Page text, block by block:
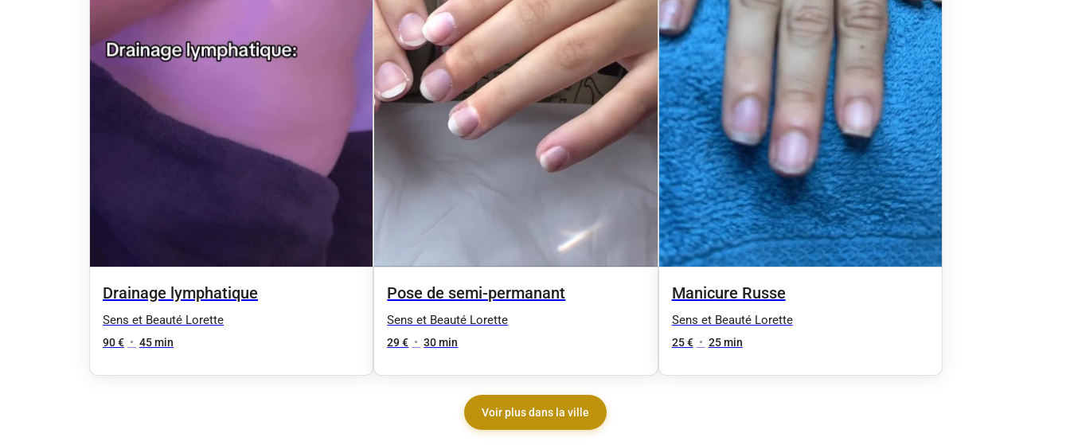
Drainage lymphatique
Sens et Beauté Lorette
90 € • 45 min
Pose de semi-permanant
Sens et Beauté Lorette
29 € • 30 min
Manicure Russe
Sens et Beauté Lorette
25 € • 25 min
Voir plus dans la ville